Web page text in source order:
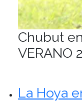
Chubut
VERANO
La Hoya